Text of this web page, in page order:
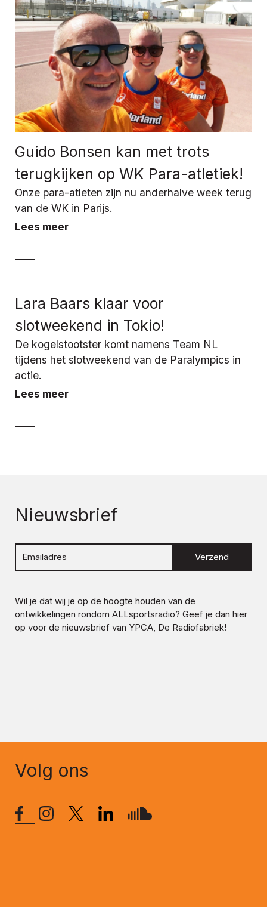
Guido Bonsen kan met trots
terugkijken op WK Para-atletiek!
Onze para-atleten zijn nu anderhalve week terug
van de WK in Parijs.
Lees meer
Lara Baars klaar voor
slotweekend in Tokio!
De kogelstootster komt namens Team NL
tijdens het slotweekend van de Paralympics in
actie.
Lees meer
Nieuwsbrief
Verzend
Wil je dat wij je op de hoogte houden van de
ontwikkelingen rondom ALLsportsradio? Geef je dan hier
op voor de nieuwsbrief van YPCA, De Radiofabriek!
Volg ons